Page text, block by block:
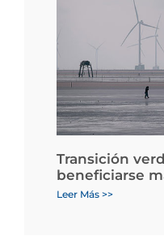
Transición
beneficiarse
Leer Más >>